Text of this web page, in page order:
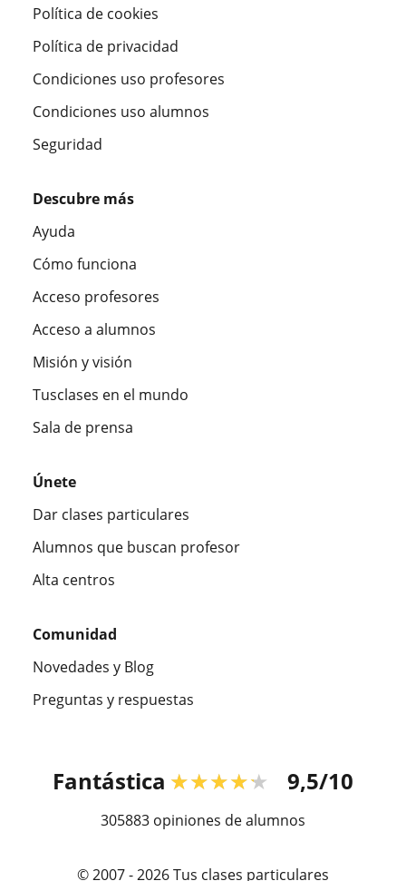
Política de cookies
Política de privacidad
Condiciones uso profesores
Condiciones uso alumnos
Seguridad
Descubre más
Ayuda
Cómo funciona
Acceso profesores
Acceso a alumnos
Misión y visión
Tusclases en el mundo
Sala de prensa
Únete
Dar clases particulares
Alumnos que buscan profesor
Alta centros
Comunidad
Novedades y Blog
Preguntas y respuestas
Fantástica ★★★★★ 9,5/10
305883 opiniones de alumnos
© 2007 - 2026 Tus clases particulares